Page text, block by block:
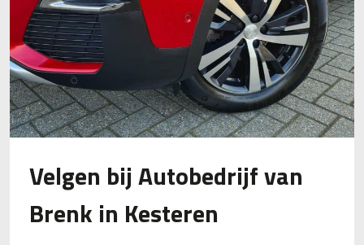
Velgen bij Autobedrijf van
Brenk in Kesteren